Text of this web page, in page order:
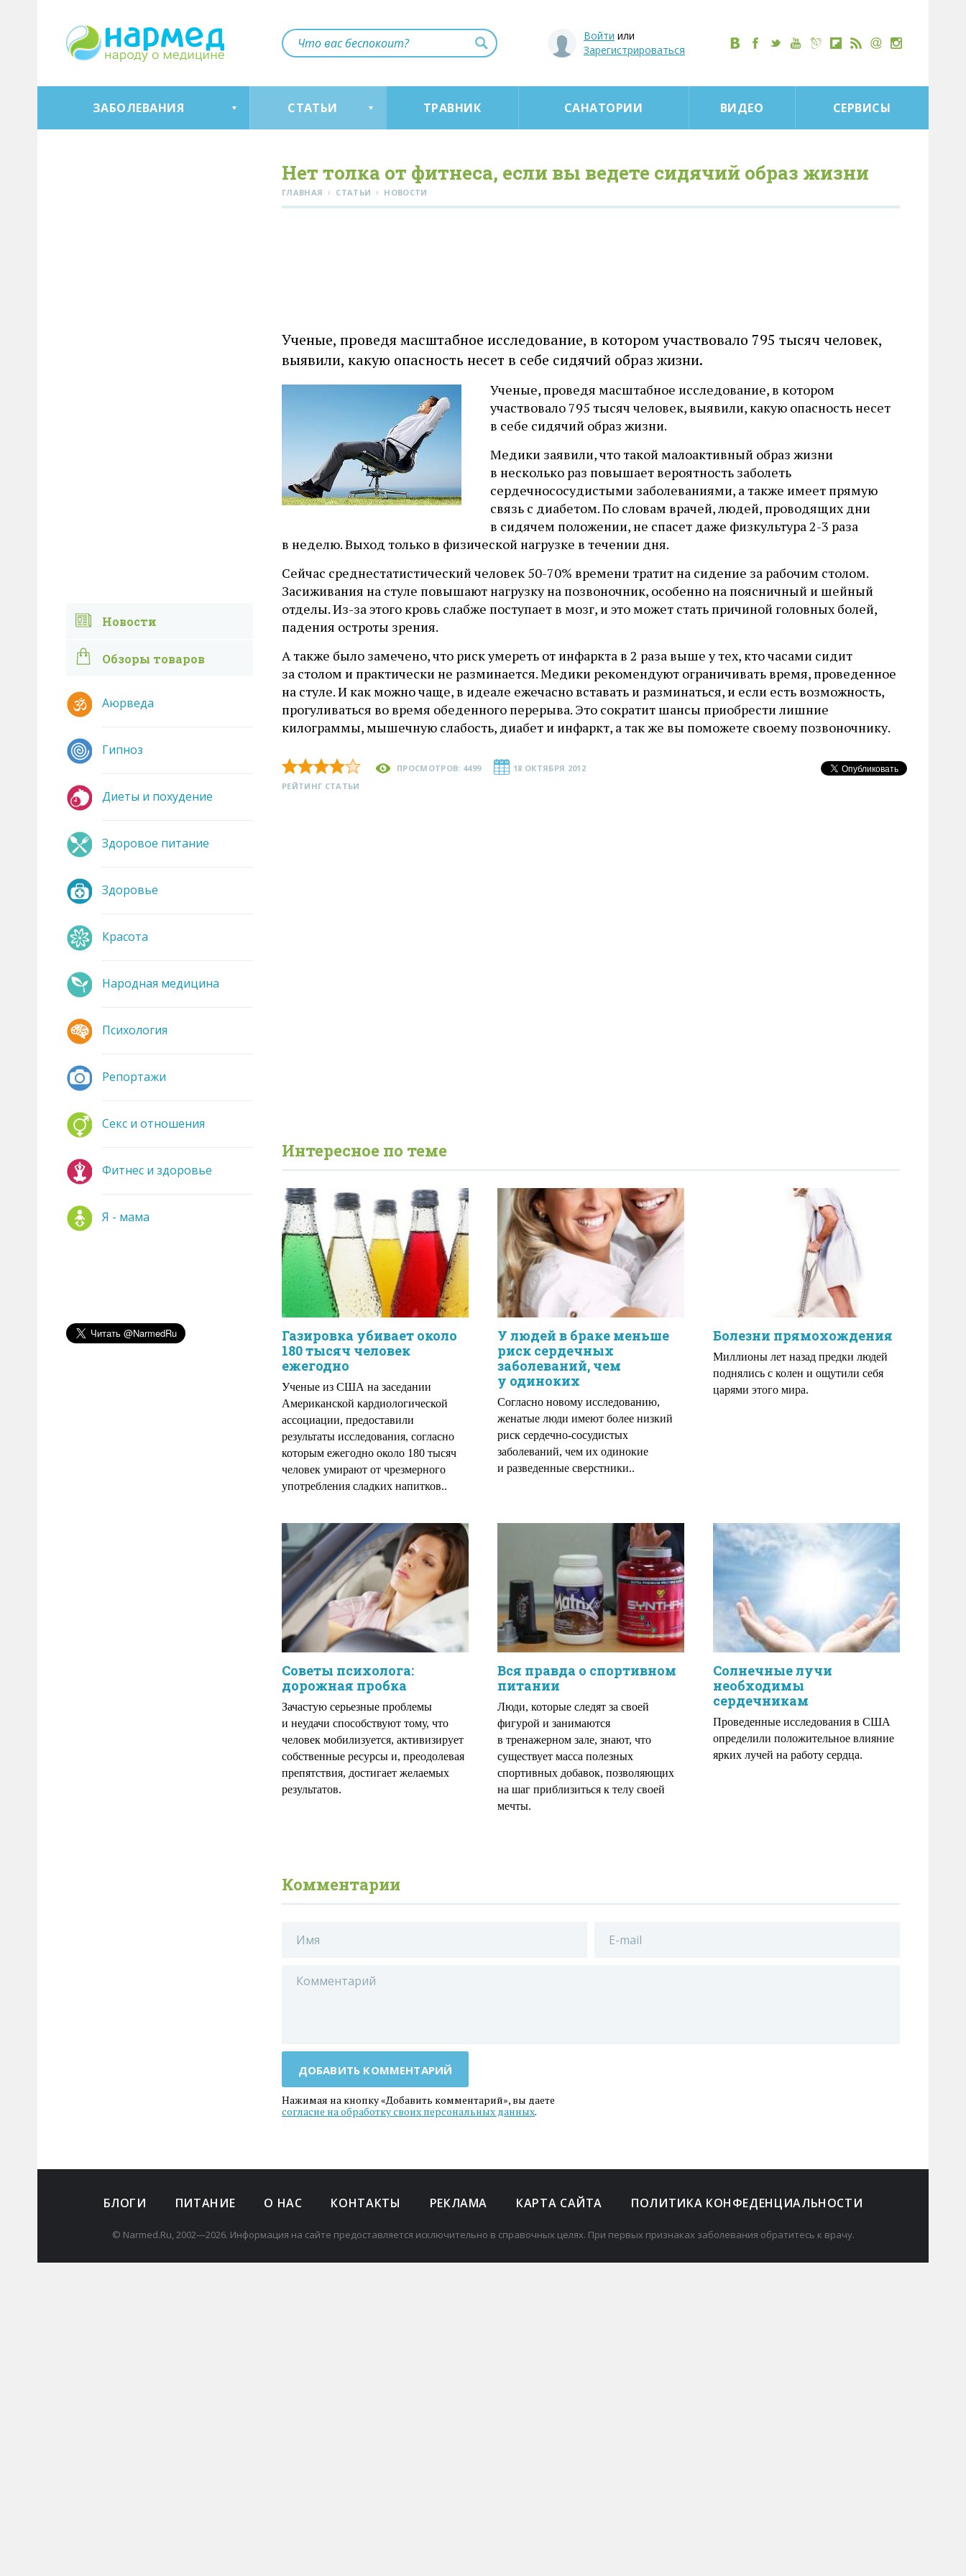
Войти или
Зарегистрироваться
ЗАБОЛЕВАНИЯ СТАТЬИ ТРАВНИК САНАТОРИИ ВИДЕО СЕРВИСЫ
Нет толка от фитнеса, если вы ведете сидячий образ жизни
ГЛАВНАЯ › СТАТЬИ › НОВОСТИ
Ученые, проведя масштабное исследование, в котором участвовало 795 тысяч человек,
выявили, какую опасность несет в себе сидячий образ жизни.
Ученые, проведя масштабное исследование, в котором
участвовало 795 тысяч человек, выявили, какую опасность несет
в себе сидячий образ жизни.
Медики заявили, что такой малоактивный образ жизни
в несколько раз повышает вероятность заболеть
сердечнососудистыми заболеваниями, а также имеет прямую
связь с диабетом. По словам врачей, людей, проводящих дни
в сидячем положении, не спасет даже физкультура 2-3 раза
в неделю. Выход только в физической нагрузке в течении дня.
Сейчас среднестатистический человек 50-70% времени тратит на сидение за рабочим столом.
Засиживания на стуле повышают нагрузку на позвоночник, особенно на поясничный и шейный
отделы. Из-за этого кровь слабже поступает в мозг, и это может стать причиной головных болей,
падения остроты зрения.
А также было замечено, что риск умереть от инфаркта в 2 раза выше у тех, кто часами сидит
за столом и практически не разминается. Медики рекомендуют ограничивать время, проведенное
на стуле. И как можно чаще, в идеале ежечасно вставать и разминаться, и если есть возможность,
прогуливаться во время обеденного перерыва. Это сократит шансы приобрести лишние
килограммы, мышечную слабость, диабет и инфаркт, а так же вы поможете своему позвоночнику.
РЕЙТИНГ СТАТЬИ
ПРОСМОТРОВ: 4499 18 ОКТЯБРЯ 2012
Интересное по теме
Газировка убивает около
180 тысяч человек
ежегодно
Ученые из США на заседании
Американской кардиологической
ассоциации, предоставили
результаты исследования, согласно
которым ежегодно около 180 тысяч
человек умирают от чрезмерного
употребления сладких напитков..
У людей в браке меньше
риск сердечных
заболеваний, чем
у одиноких
Согласно новому исследованию,
женатые люди имеют более низкий
риск сердечно-сосудистых
заболеваний, чем их одинокие
и разведенные сверстники..
Болезни прямохождения
Миллионы лет назад предки людей
поднялись с колен и ощутили себя
царями этого мира.
Советы психолога:
дорожная пробка
Зачастую серьезные проблемы
и неудачи способствуют тому, что
человек мобилизуется, активизирует
собственные ресурсы и, преодолевая
препятствия, достигает желаемых
результатов.
Вся правда о спортивном
питании
Люди, которые следят за своей
фигурой и занимаются
в тренажерном зале, знают, что
существует масса полезных
спортивных добавок, позволяющих
на шаг приблизиться к телу своей
мечты.
Солнечные лучи
необходимы
сердечникам
Проведенные исследования в США
определили положительное влияние
ярких лучей на работу сердца.
Комментарии
ДОБАВИТЬ КОММЕНТАРИЙ
Нажимая на кнопку «Добавить комментарий», вы даете
согласие на обработку своих персональных данных.
Новости
Обзоры товаров
Аюрведа
Гипноз
Диеты и похудение
Здоровое питание
Здоровье
Красота
Народная медицина
Психология
Репортажи
Секс и отношения
Фитнес и здоровье
Я - мама
БЛОГИ ПИТАНИЕ О НАС КОНТАКТЫ РЕКЛАМА КАРТА САЙТА ПОЛИТИКА КОНФЕДЕНЦИАЛЬНОСТИ
© Narmed.Ru, 2002—2026. Информация на сайте предоставляется исключительно в справочных целях. При первых признаках заболевания обратитесь к врачу.